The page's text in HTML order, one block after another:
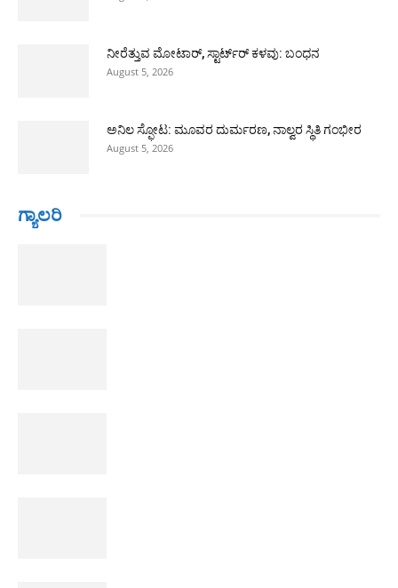
ನೀರೆತ್ತುವ ಮೋಟಾರ್, ಸ್ಟಾರ್ಟ್‍ರ್ ಕಳವು: ಬಂಧನ
August 5, 2026
ಅನಿಲ ಸ್ಫೋಟ: ಮೂವರ ದುರ್ಮರಣ, ನಾಲ್ವರ ಸ್ಥಿತಿ ಗಂಭೀರ
August 5, 2026
ಗ್ಯಾಲರಿ